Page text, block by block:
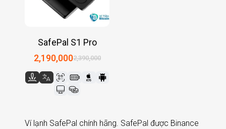
SafePal S1 Pro
2,390,000
2,190,000
Ví lạnh SafePal chính hãng. SafePal được Binance